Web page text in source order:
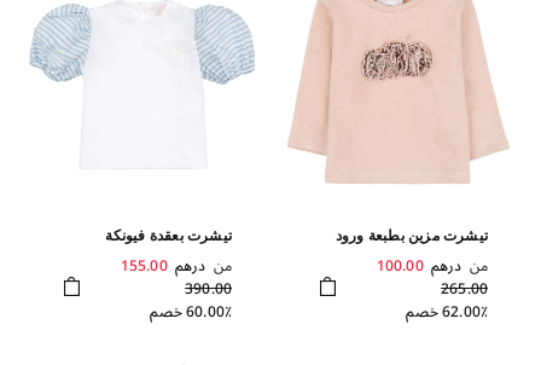
تيشرت مزين بطبعة ورود
من درهم 100.00
265.00
62.00٪ خصم
تيشرت بعقدة فيونكة
من درهم 155.00
390.00
60.00٪ خصم